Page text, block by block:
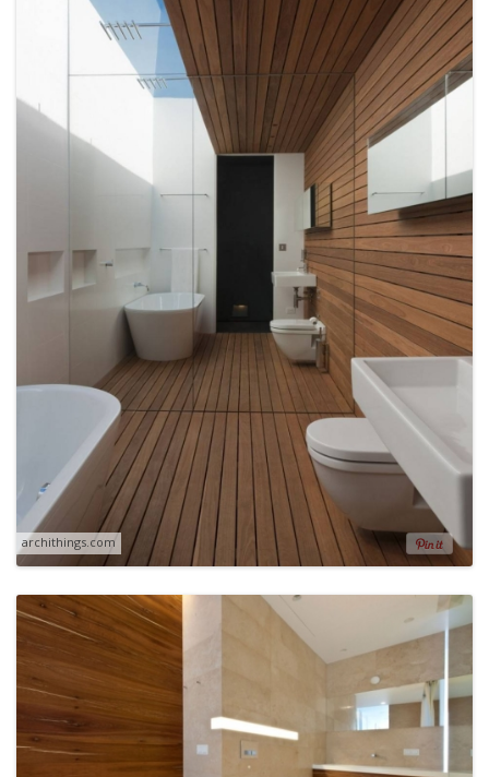
archithings.com